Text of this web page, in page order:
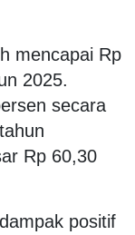
mencapai Rp
2025.
secara
Rp 60,30
positif